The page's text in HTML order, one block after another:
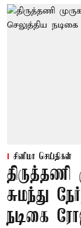
சினிமா செய்திகள்
சுமந்து
நடிகை